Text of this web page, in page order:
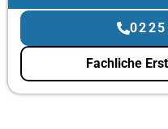
Fachliche